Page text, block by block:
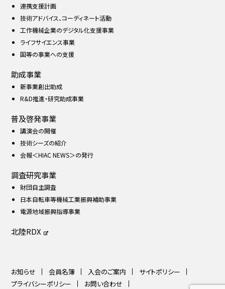
連携支援計画
技術アドバイス、コーディネート活動
工作機械企業のデジタル化支援事業
ライフサイエンス事業
国等の事業への支援
助成事業
新事業創出助成
R&D推進・研究助成事業
普及啓発事業
講演会の開催
技術シーズの紹介
会報＜HIAC NEWS＞の発行
調査研究事業
財団自主調査
日本自転車等機械工業振興補助事業
電源地域振興指導事業
北陸RDX
お知らせ 会員名簿 入会のご案内
サイトポリシー
プライバシーポリシー
お問い合わせ